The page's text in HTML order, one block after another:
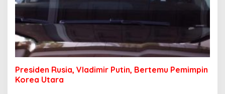
Presiden Rusia, Vladimir Putin, Bertemu Pemimpin
Korea Utara